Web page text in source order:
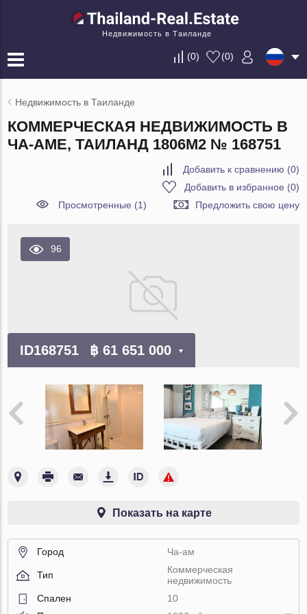
Недвижимость в Таиланде
(0) (0)
Недвижимость в Таиланде
КОММЕРЧЕСКАЯ НЕДВИЖИМОСТЬ В
ЧА-АМЕ, ТАИЛАНД 1806М2 № 168751
Добавить к сравнению (0)
Добавить в избранное (0)
Просмотренные (1)
Предложить свою цену
96
ID168751 ฿ 61 651 000
Показать на карте
Город Ча-ам
Тип
Коммерческая
недвижимость
Спален
10